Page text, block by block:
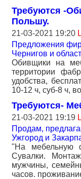
Требуются -
Польшу.
21-03-2021 19:20
Предложения
Чернигов и
Обивщики на
территории
удобства,
10-12 ч, суб-8 ч,
Требуются-
21-03-2021 19:19
Продам,
Ужгород и
"На мебельную
Сувалки.
мужчины,
часов.